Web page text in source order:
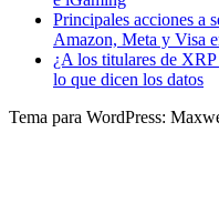
Principales acciones a
Amazon, Meta y Visa
¿A los titulares de
lo que dicen los datos
Tema para WordPress: